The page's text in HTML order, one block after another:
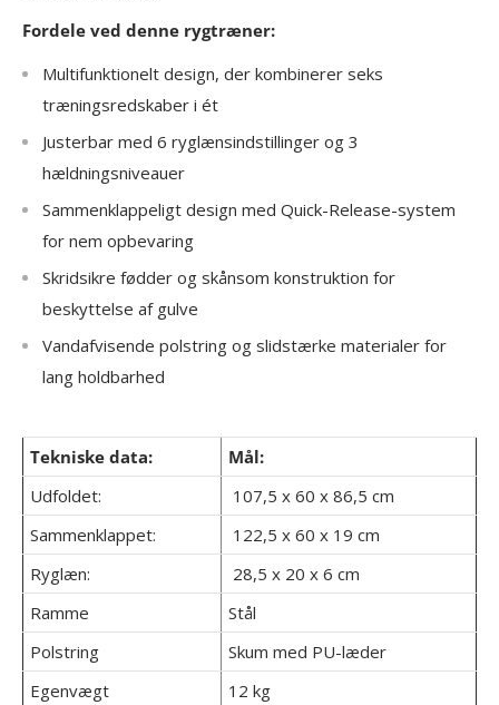
Fordele ved denne rygtræner:
Multifunktionelt design, der kombinerer seks
træningsredskaber i ét
Justerbar med 6 ryglænsindstillinger og 3
hældningsniveauer
Sammenklappeligt design med Quick-Release-system
for nem opbevaring
Skridsikre fødder og skånsom konstruktion for
beskyttelse af gulve
Vandafvisende polstring og slidstærke materialer for
lang holdbarhed
Tekniske data:
Mål:
Udfoldet:
107,5 x 60 x 86,5 cm
Sammenklappet:
122,5 x 60 x 19 cm
Ryglæn:
28,5 x 20 x 6 cm
Ramme
Stål
Polstring
Skum med PU-læder
Egenvægt
12 kg